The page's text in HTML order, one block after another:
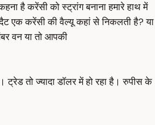
है करेंसी को स्ट्रांग बनाना हमारे हाथ में
एक करेंसी की वैल्यू कहां से निकलती है? या
वन या तो आपकी
ट्रेड तो ज्यादा डॉलर में हो रहा है। रुपीस के